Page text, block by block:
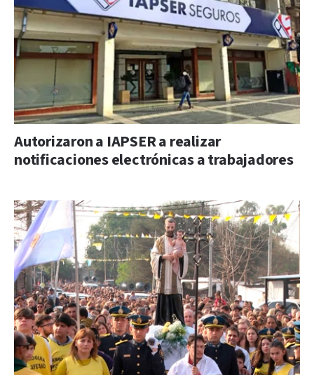
Autorizaron a IAPSER a realizar
notificaciones electrónicas a trabajadores